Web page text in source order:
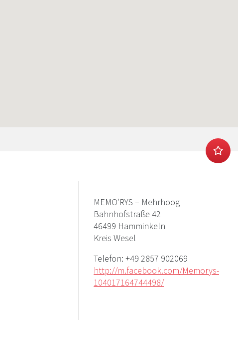
MEMO’RYS – Mehrhoog
Bahnhofstraße 42
46499 Hamminkeln
Kreis Wesel
Telefon: +49 2857 902069
http://m.facebook.com/Memorys-
104017164744498/